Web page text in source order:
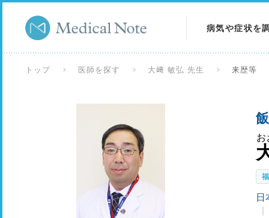
病気や症状を
検査を調べる
トップ 医師を探す 大﨑 敏弘 先生 来歴等
お
日